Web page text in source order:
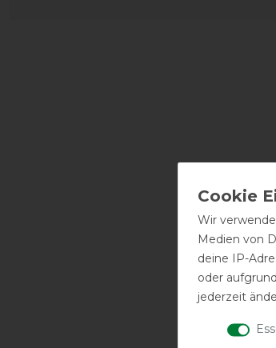
Wir
Medien von
deine IP-
oder
jederzeit